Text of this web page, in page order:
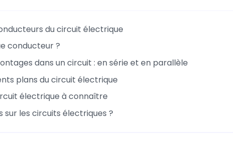
du circuit électrique
conducteur ?
dans un circuit : en série et en parallèle
plans du circuit électrique
électrique à connaître
sur les circuits électriques ?